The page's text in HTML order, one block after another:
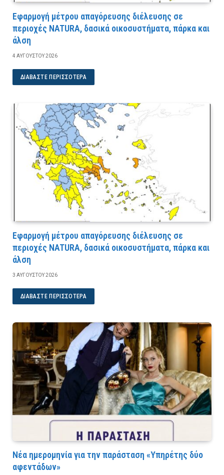
Εφαρμογή μέτρου απαγόρευσης διέλευσης σε
περιοχές NATURA, δασικά οικοσυστήματα, πάρκα και
άλση
4 ΑΥΓΟΎΣΤΟΥ 2026
ΔΙΑΒΆΣΤΕ ΠΕΡΙΣΣΌΤΕΡΑ
Εφαρμογή μέτρου απαγόρευσης διέλευσης σε
περιοχές NATURA, δασικά οικοσυστήματα, πάρκα και
άλση
3 ΑΥΓΟΎΣΤΟΥ 2026
ΔΙΑΒΆΣΤΕ ΠΕΡΙΣΣΌΤΕΡΑ
Νέα ημερομηνία για την παράσταση «Υπηρέτης δύο
αφεντάδων»